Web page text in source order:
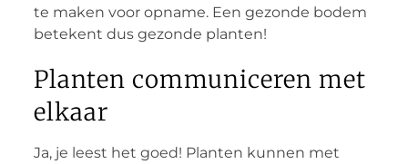
te maken voor opname. Een gezonde bodem
betekent dus gezonde planten!
Planten communiceren met
elkaar
Ja, je leest het goed! Planten kunnen met